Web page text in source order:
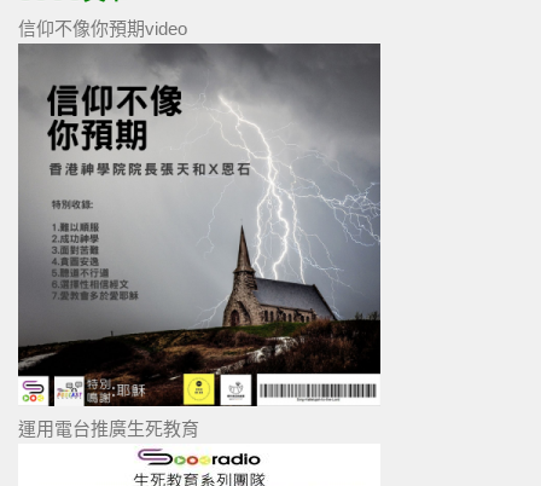
信仰不像你預期video
運用電台推廣生死教育